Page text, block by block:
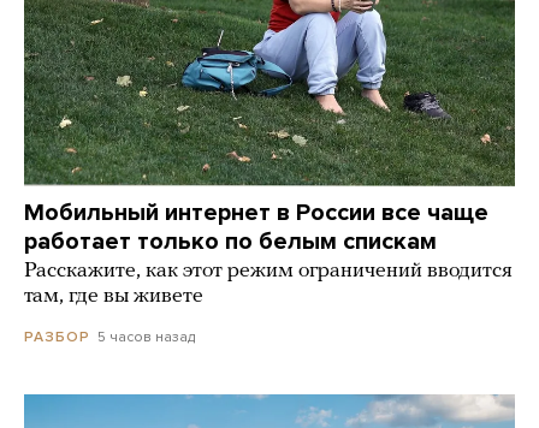
Мобильный интернет в России все чаще
работает только по белым спискам
Расскажите, как этот режим ограничений вводится
там, где вы живете
РАЗБОР 5 часов назад